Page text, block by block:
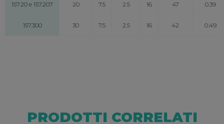
157.20 e 157.207 20 7.5 2.5 16 47 0.39
157.300 30 7.5 2.5 16 42 0.49
PRODOTTI CORRELATI